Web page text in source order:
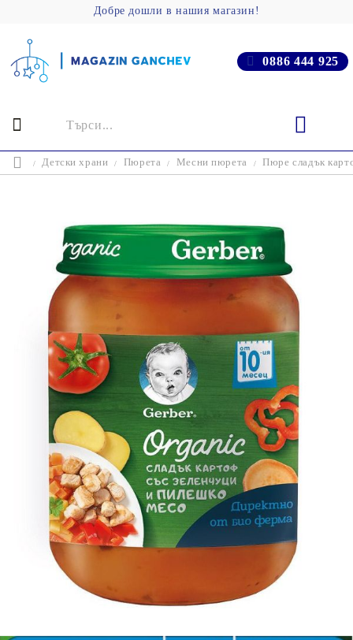
Добре дошли в нашия магазин!
0886 444 925
Детски храни Пюрета Месни пюрета Пюре сладък